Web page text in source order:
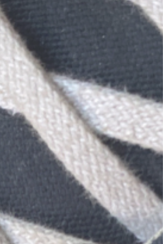
しておきたい」という方にも、 この機会にまとめ
て出すととってもお得です！ ＝＝＝＝＝＝＝＝＝
＝＝＝＝＝＝＝＝＝＝＝＝ 「スニーカー＆上履き
夏休みキャンペーン」 期間：2026年7月18日
(土)〜8月9日(日) 特別価格：1足 300円 （通常価格
1足 720円） 仕上日：2026年8月24日(月)までに
お渡し ※機械洗い可の品物・全工程手洗いのもの
は除く ＝＝＝＝＝＝＝＝＝＝＝＝＝＝＝＝＝＝＝
＝＝ お近くのタチハナクリーニングにお持ちくだ
さい。